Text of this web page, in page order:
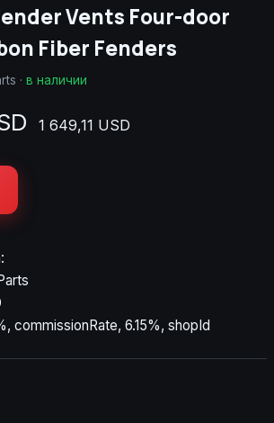
Vents Four-door
Fiber Fenders
· в наличии
1 649,11 USD
commissionRate, 6.15%, shopId